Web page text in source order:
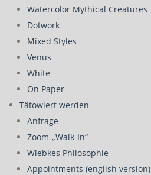
Watercolor Mythical Creatures
Dotwork
Mixed Styles
Venus
White
On Paper
Tätowiert werden
Anfrage
Zoom-„Walk-In“
Wiebkes Philosophie
Appointments (english version)